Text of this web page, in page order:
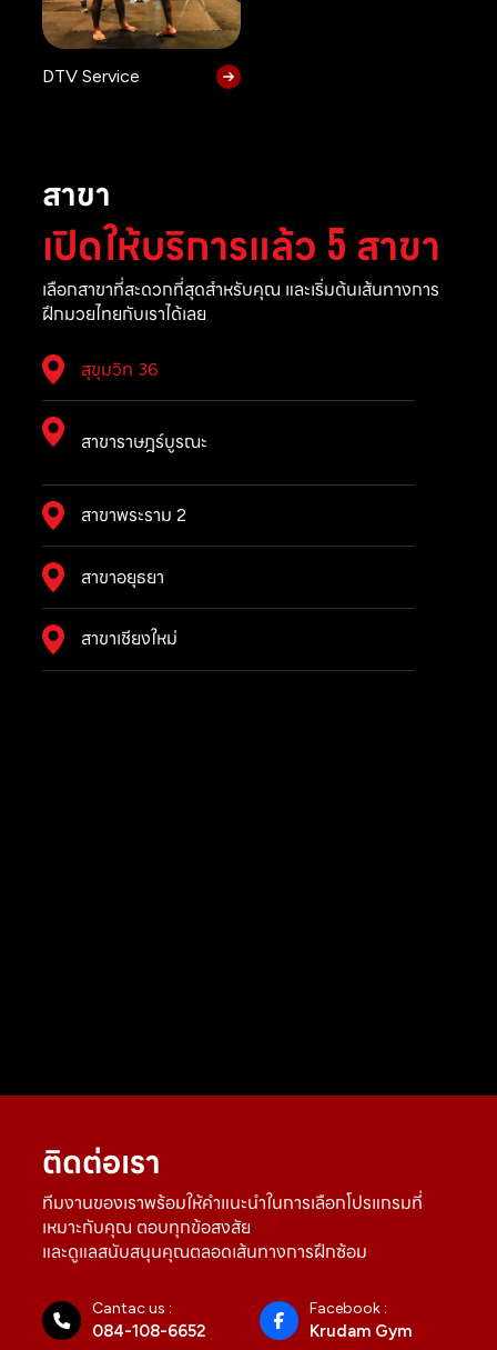
DTV Service
สาขา
เปิดให้บริการแล้ว 5 สาขา
เลือกสาขาที่สะดวกที่สุดสำหรับคุณ และเริ่มต้นเส้นทางการ
ฝึกมวยไทยกับเราได้เลย
สุขุมวิท 36
สาขาราษฎร์บูรณะ
สาขาพระราม 2
สาขาอยุธยา
สาขาเชียงใหม่
ติดต่อเรา
ทีมงานของเราพร้อมให้คำแนะนำในการเลือกโปรแกรมที่
เหมาะกับคุณ ตอบทุกข้อสงสัย
และดูแลสนับสนุนคุณตลอดเส้นทางการฝึกซ้อม
Cantac us :
084-108-6652
Facebook :
Krudam Gym